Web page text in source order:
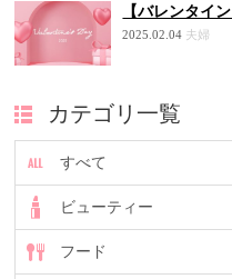
【バレンタイ
2025.02.04 夫婦
カテゴリ一覧
すべて
ビューティー
フード